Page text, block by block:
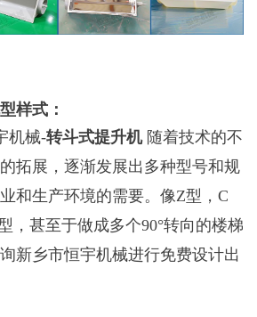
样式：
械-转斗式提升机随着技术的不
拓展，逐渐发展出多种型号和规
和生产环境的需要。像Z型，C
，甚至于做成多个90°转向的楼梯
新乡市恒宇机械进行免费设计出